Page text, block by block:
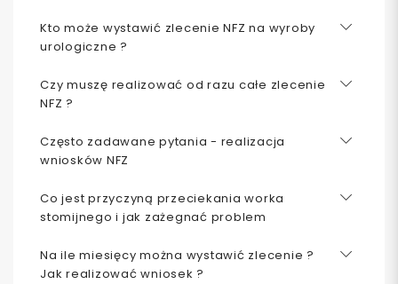
Kto może wystawić zlecenie NFZ na wyroby
urologiczne ?
Czy muszę realizować od razu całe zlecenie
NFZ ?
Często zadawane pytania - realizacja
wniosków NFZ
Co jest przyczyną przeciekania worka
stomijnego i jak zażegnać problem
Na ile miesięcy można wystawić zlecenie ?
Jak realizować wniosek ?